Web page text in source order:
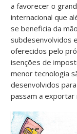
a favorecer o
internacional que
se beneficia da
subdesenvolvidos
oferecidos pelo
isenções de
menor tecnologia
desenvolvidos
passam a exportar